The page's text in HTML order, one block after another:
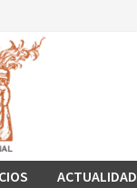
ACTUALIDAD